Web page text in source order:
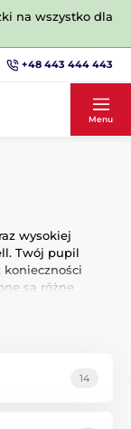
na wszystko dla
+48 443 444 443
Menu
wysokiej
Twój pupil
konieczności
są różne
że
produkt tej
miłości między
14